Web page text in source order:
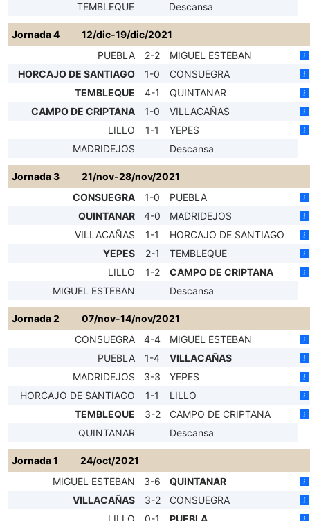
TEMBLEQUE
Descansa
Jornada 4
12/dic-19/dic/2021
PUEBLA
2-2
MIGUEL ESTEBAN
HORCAJO DE SANTIAGO
1-0
CONSUEGRA
TEMBLEQUE
4-1
QUINTANAR
CAMPO DE CRIPTANA
1-0
VILLACAÑAS
LILLO
1-1
YEPES
MADRIDEJOS
Descansa
Jornada 3
21/nov-28/nov/2021
CONSUEGRA
1-0
PUEBLA
QUINTANAR
4-0
MADRIDEJOS
VILLACAÑAS
1-1
HORCAJO DE SANTIAGO
YEPES
2-1
TEMBLEQUE
LILLO
1-2
CAMPO DE CRIPTANA
MIGUEL ESTEBAN
Descansa
Jornada 2
07/nov-14/nov/2021
CONSUEGRA
4-4
MIGUEL ESTEBAN
PUEBLA
1-4
VILLACAÑAS
MADRIDEJOS
3-3
YEPES
HORCAJO DE SANTIAGO
1-1
LILLO
TEMBLEQUE
3-2
CAMPO DE CRIPTANA
QUINTANAR
Descansa
Jornada 1
24/oct/2021
MIGUEL ESTEBAN
3-6
QUINTANAR
VILLACAÑAS
3-2
CONSUEGRA
LILLO
0-1 PUEBLA